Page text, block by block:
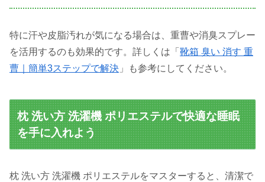
特に汗や皮脂汚れが気になる場合は、重曹や消臭スプレー
を活用するのも効果的です。詳しくは「 靴箱 臭い 消す 重
曹｜簡単3ステップで解決 」も参考にしてください。
枕 洗い方 洗濯機 ポリエステルで快適な睡眠
を手に入れよう
枕 洗い方 洗濯機 ポリエステルをマスターすると、清潔で